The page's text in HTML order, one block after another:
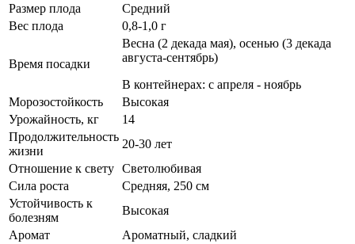
Размер плода
Средний
Вес плода
0,8-1,0 г
Время посадки
Весна (2 декада мая), осенью (3 декада
августа-сентябрь)
В контейнерах: с апреля - ноябрь
Морозостойкость
Высокая
Урожайность, кг
14
Продолжительность
жизни
20-30 лет
Отношение к свету Светолюбивая
Сила роста
Средняя, 250 см
Устойчивость к
болезням
Высокая
Аромат
Ароматный, сладкий